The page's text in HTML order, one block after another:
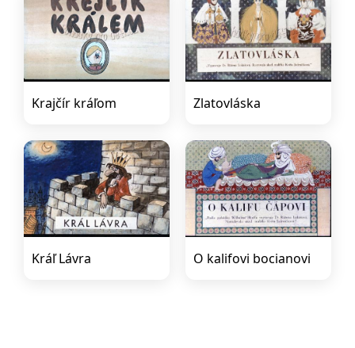
Krajčír kráľom Zlatovláska
Kráľ Lávra O kalifovi bocianovi